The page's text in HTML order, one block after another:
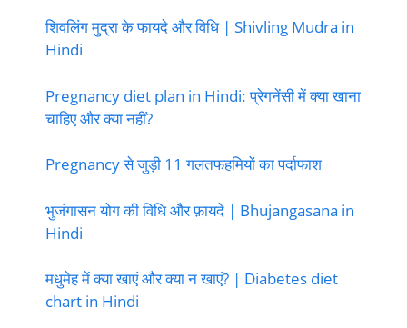
शिवलिंग मुद्रा के फायदे और विधि | Shivling Mudra in
Hindi
Pregnancy diet plan in Hindi: प्रेगनेंसी में क्या खाना
चाहिए और क्या नहीं?
Pregnancy से जुड़ी 11 गलतफहमियों का पर्दाफाश
भुजंगासन योग की विधि और फ़ायदे | Bhujangasana in
Hindi
मधुमेह में क्या खाएं और क्या न खाएं? | Diabetes diet
chart in Hindi